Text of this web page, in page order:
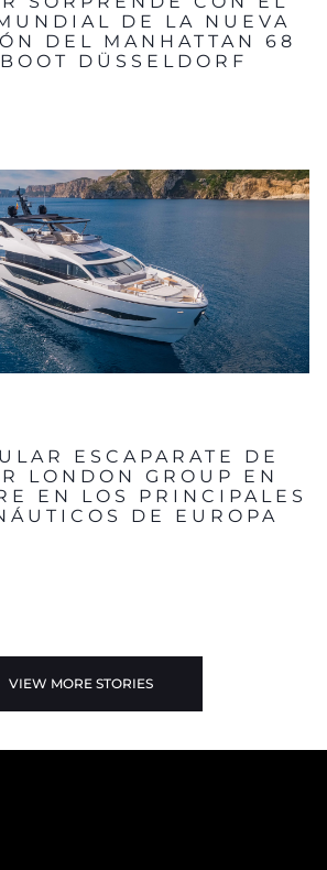
DE LA NUEVA
DEL MANHATTAN 68
DÜSSELDORF
ESCAPARATE DE
LONDON GROUP EN
EN LOS PRINCIPALES
DE EUROPA
VIEW MORE STORIES